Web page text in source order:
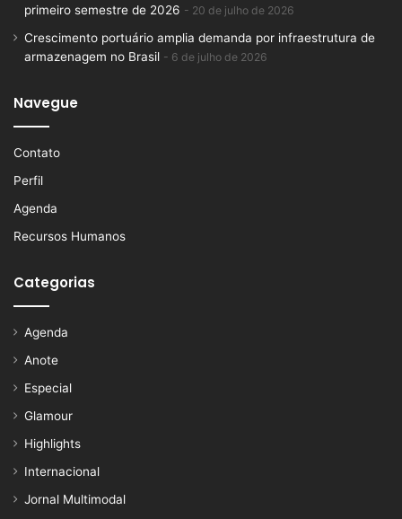
primeiro semestre de 2026
20 de julho de 2026
Crescimento portuário amplia demanda por infraestrutura de
armazenagem no Brasil
6 de julho de 2026
Navegue
Contato
Perfil
Agenda
Recursos Humanos
Categorias
Agenda
Anote
Especial
Glamour
Highlights
Internacional
Jornal Multimodal